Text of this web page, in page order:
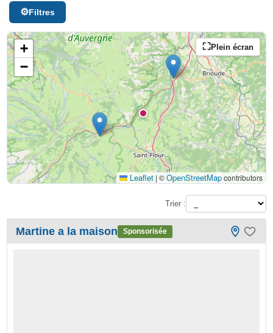
Filtres
Plein écran
+
−
Leaflet | ©OpenStreetMapcontributors
Trier :
Martine a la maison Sponsorisée